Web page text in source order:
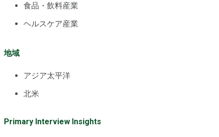
食品・飲料産業
ヘルスケア産業
地域
アジア太平洋
北米
Primary Interview Insights